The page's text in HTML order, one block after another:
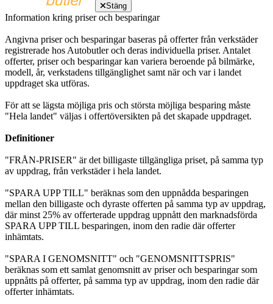
Stäng
Information kring priser och besparingar
Angivna priser och besparingar baseras på offerter från verkstäder
registrerade hos Autobutler och deras individuella priser. Antalet
offerter, priser och besparingar kan variera beroende på bilmärke,
modell, år, verkstadens tillgänglighet samt när och var i landet
uppdraget ska utföras.
För att se lägsta möjliga pris och största möjliga besparing måste
"Hela landet" väljas i offertöversikten på det skapade uppdraget.
Definitioner
"FRÅN-PRISER" är det billigaste tillgängliga priset, på samma typ
av uppdrag, från verkstäder i hela landet.
"SPARA UPP TILL" beräknas som den uppnådda besparingen
mellan den billigaste och dyraste offerten på samma typ av uppdrag,
där minst 25% av offerterade uppdrag uppnått den marknadsförda
SPARA UPP TILL besparingen, inom den radie där offerter
inhämtats.
"SPARA I GENOMSNITT" och "GENOMSNITTSPRIS"
beräknas som ett samlat genomsnitt av priser och besparingar som
uppnåtts på offerter, på samma typ av uppdrag, inom den radie där
offerter inhämtats.